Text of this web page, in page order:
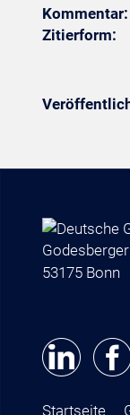
Kommentar:
Zitierform:
53175 Bonn
Startseite